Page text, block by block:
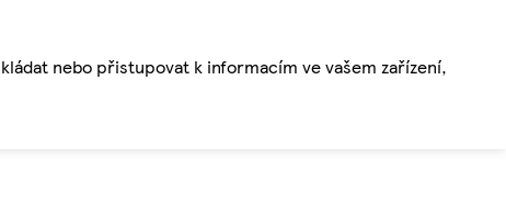
nebo přistupovat k informacím ve vašem zařízení,